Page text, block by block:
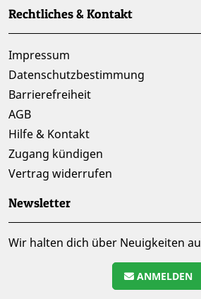
Rechtliches & Kontakt
Impressum
Datenschutzbestimmung
Barrierefreiheit
AGB
Hilfe & Kontakt
Zugang kündigen
Vertrag widerrufen
Newsletter
Wir halten dich über Neuigkeiten
ANMELDEN